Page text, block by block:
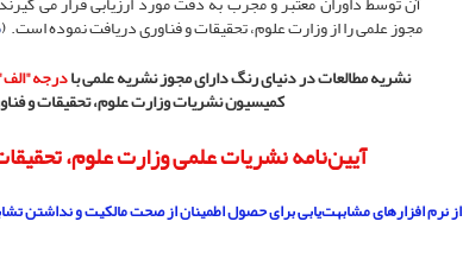
مجوز علمی را از وزارت علوم، تحقیقات و فناوری دریافت نموده است. (
نشریه مطالعات در دنیای رنگ دارای مجوز نشریه علمی با
کمیسیون نشریات وزارت علوم، تحقیقات و
آیین‌نامه نشریات علمی وزارت علوم،
از نرم افزارهای مشابهت‌یابی برای حصول اطمینان از صحت مالکیت و نداشتن